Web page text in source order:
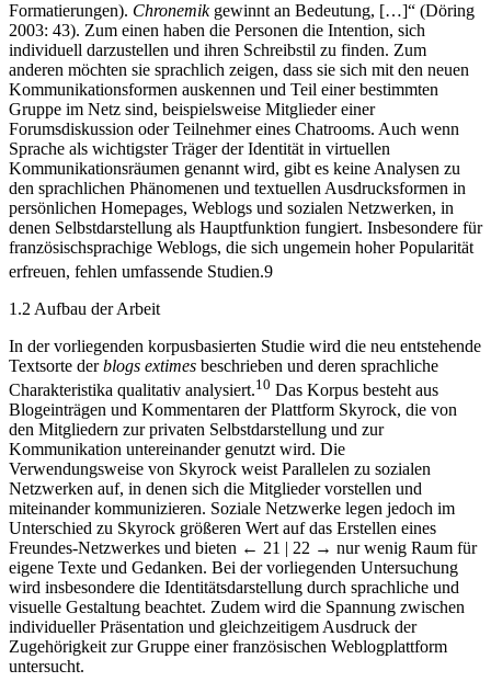
Formatierungen). Chronemikgewinnt an Bedeutung, […]“ (Döring
2003: 43). Zum einen haben die Personen die Intention, sich
individuell darzustellen und ihren Schreibstil zu finden. Zum
anderen möchten sie sprachlich zeigen, dass sie sich mit den neuen
Kommunikationsformen auskennen und Teil einer bestimmten
Gruppe im Netz sind, beispielsweise Mitglieder einer
Forumsdiskussion oder Teilnehmer eines Chatrooms. Auch wenn
Sprache als wichtigster Träger der Identität in virtuellen
Kommunikationsräumen genannt wird, gibt es keine Analysen zu
den sprachlichen Phänomenen und textuellen Ausdrucksformen in
persönlichen Homepages, Weblogs und sozialen Netzwerken, in
denen Selbstdarstellung als Hauptfunktion fungiert. Insbesondere für
französischsprachige Weblogs, die sich ungemein hoher Popularität
erfreuen, fehlen umfassende Studien.9
1.2 Aufbau der Arbeit
In der vorliegenden korpusbasierten Studie wird die neu entstehende
Textsorte derblogs extimes beschrieben und deren sprachliche
Charakteristika qualitativ analysiert.10 Das Korpus besteht aus
Blogeinträgen und Kommentaren der Plattform Skyrock, die von
den Mitgliedern zur privaten Selbstdarstellung und zur
Kommunikation untereinander genutzt wird. Die
Verwendungsweise von Skyrock weist Parallelen zu sozialen
Netzwerken auf, in denen sich die Mitglieder vorstellen und
miteinander kommunizieren. Soziale Netzwerke legen jedoch im
Unterschied zu Skyrock größeren Wert auf das Erstellen eines
Freundes-Netzwerkes und bieten ← 21 | 22 → nur wenig Raum für
eigene Texte und Gedanken. Bei der vorliegenden Untersuchung
wird insbesondere die Identitätsdarstellung durch sprachliche und
visuelle Gestaltung beachtet. Zudem wird die Spannung zwischen
individueller Präsentation und gleichzeitigem Ausdruck der
Zugehörigkeit zur Gruppe einer französischen Weblogplattform
untersucht.